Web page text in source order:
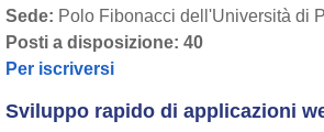
Sede: Polo Fibonacci dell'Università di
Posti a disposizione: 40
Per iscriversi
Sviluppo rapido di applicazioni